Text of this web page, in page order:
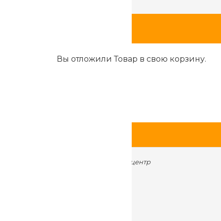
ул. Металлургов 84, торговый центр
Вы отложили Товар в свою корзину.